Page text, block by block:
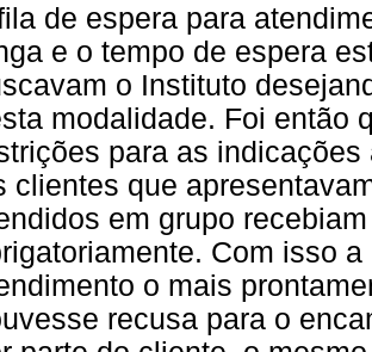
de espera para
e o tempo de espera
o Instituto
modalidade. Foi então
para as
clientes que
em grupo
Com isso
o mais
recusa para o